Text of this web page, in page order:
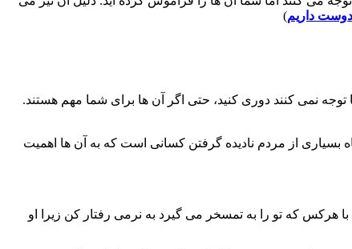
داریم)
نمی کنند دوری کنید، حتی اگر آن ها برای شما مهم هستند.
بسیاری از مردم نادیده گرفتن کسانی است که به آن ها اهمیت
با هرکس که تو را به تمسخر می گیرد به نرمی رفتار کن زیرا او